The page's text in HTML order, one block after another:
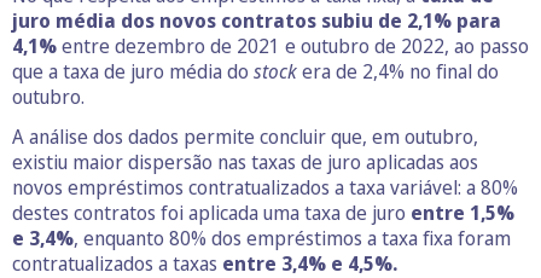
juro média dos novos contratos subiu de 2,1% para
4,1%entre dezembro de 2021 e outubro de 2022, ao passo
que a taxa de juro média do stockera de 2,4% no final do
outubro.
A análise dos dados permite concluir que, em outubro,
existiu maior dispersão nas taxas de juro aplicadas aos
novos empréstimos contratualizados a taxa variável: a 80%
destes contratos foi aplicada uma taxa de juro entre 1,5%
e 3,4%, enquanto 80% dos empréstimos a taxa fixa foram
contratualizados a taxas entre 3,4% e 4,5%.